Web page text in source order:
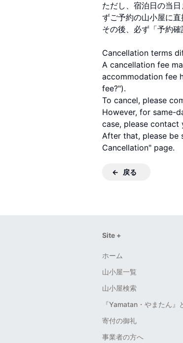
ただし、宿泊日の当
ずご予約の山小屋に
その後、必ず「予約
Cancellation terms
A cancellation fee
accommodation fee
fee?").
To cancel, please
However, for same-
case, please
After that, please be
Cancellation" page.
戻る
Site +
ホーム
山小屋一覧
山小屋検索
『Yamatan・やまたん』
寄付の御礼
事業者の方へ